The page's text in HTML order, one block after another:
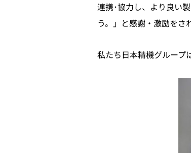
連携･協力し、より良い
う。」と感謝・激励をさ
私たち日本精機グループ